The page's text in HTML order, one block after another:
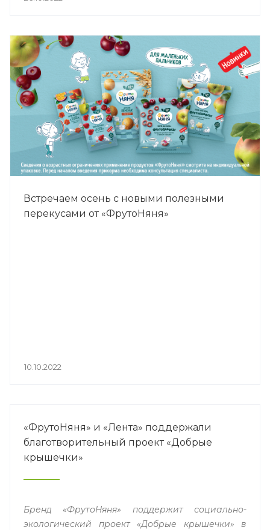
Встречаем осень с новыми полезными
перекусами от «ФрутоНяня»
10.10.2022
«ФрутоНяня» и «Лента» поддержали
благотворительный проект «Добрые
крышечки»
Бренд «ФрутоНяня» поддержит социально-
экологический проект «Добрые крышечки» в